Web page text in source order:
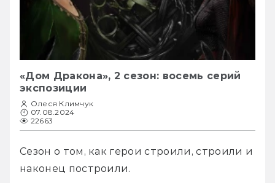
«Дом Дракона», 2 сезон: восемь серий
экспозиции
Олеся Климчук
07.08.2024
22663
Сезон о том, как герои строили, строили и
наконец построили.